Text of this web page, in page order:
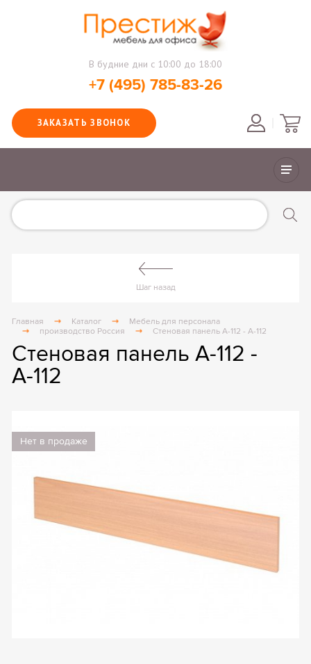
В будние дни с 10:00 до 18:00
+7 (495) 785-83-26
ЗАКАЗАТЬ ЗВОНОК
Шаг назад
Главная Каталог
Мебель для персонала
производство Россия
Стеновая панель А-112 - А-112
Стеновая панель А-112 -
А-112
Нет в продаже